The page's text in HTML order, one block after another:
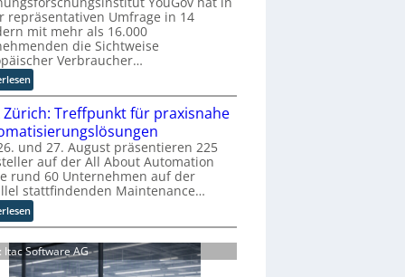
k
t
a
u
f
d
i
e
Z
u
k
u
n
f
t
d
e
i
s
s
i
o
n
t
a
r
t
e
t
B
e
t
repräsentativen Umfrage in 14
mit mehr als 16.000
die Sichtweise
Verbraucher…
:
S
t
u
d
i
e
z
e
i
g
t
M
Zürich: Treffpunkt für praxisnahe
und 27. August präsentieren 225
auf der All About Automation
rund 60 Unternehmen auf der
stattfindenden Maintenance…
:
A
A
A
Itac Software AG